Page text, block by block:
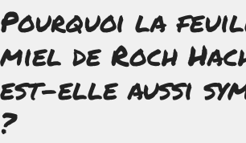
Pourquoi la
miel de Roch
est-elle aussi
?